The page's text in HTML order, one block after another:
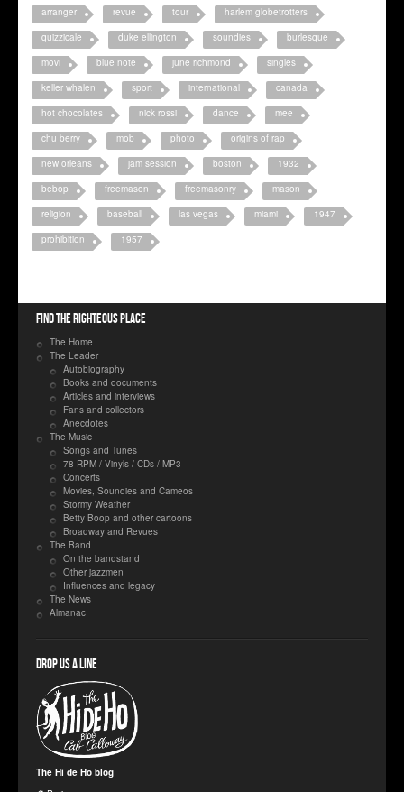
arranger
revue tour
harlem globetrotters
quizzicale
duke ellington soundies
burlesque
movi
blue note june richmond
singles
keller whalen
sport international
canada
hot chocolates
nick rossi dance
mee
chu berry
mob photo
origins of rap
new orleans
jam session boston
1932
bebop
freemason freemasonry
mason
religion
baseball las vegas miami
1947
prohibition
1957
Find the righteous place
The Home
The Leader
Autobiography
Books and documents
Articles and interviews
Fans and collectors
Anecdotes
The Music
Songs and Tunes
78 RPM / Vinyls / CDs / MP3
Concerts
Movies, Soundies and Cameos
Stormy Weather
Betty Boop and other cartoons
Broadway and Revues
The Band
On the bandstand
Other jazzmen
Influences and legacy
The News
Almanac
Drop us a line
The Hi de Ho blog